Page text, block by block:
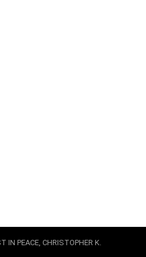
IN PEACE, CHRISTOPHER K.